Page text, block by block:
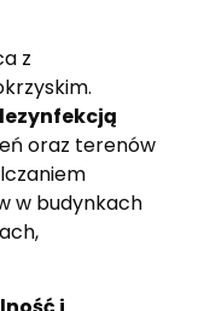
z
oraz terenów
w budynkach